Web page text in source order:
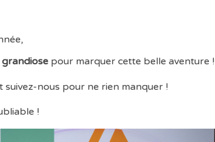
pour marquer cette belle aventure !
nous pour ne rien manquer !
!